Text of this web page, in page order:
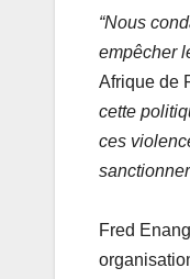
“Nous
empêcher
Afrique de
cette
ces
Fred